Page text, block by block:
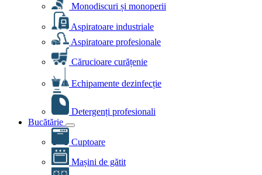
Monodiscuri și monoperii
Aspiratoare industriale
Aspiratoare profesionale
Cărucioare curățenie
Echipamente dezinfecție
Detergenți profesionali
Bucătărie
Cuptoare
Mașini de gătit